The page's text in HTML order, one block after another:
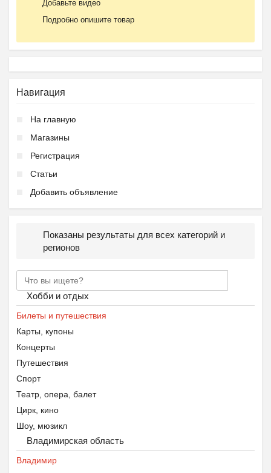
Добавьте видео
Подробно опишите товар
Навигация
На главную
Магазины
Регистрация
Статьи
Добавить объявление
Показаны результаты для всех категорий и
регионов
Хобби и отдых
Билеты и путешествия
Карты, купоны
Концерты
Путешествия
Спорт
Театр, опера, балет
Цирк, кино
Шоу, мюзикл
Владимирская область
Владимир